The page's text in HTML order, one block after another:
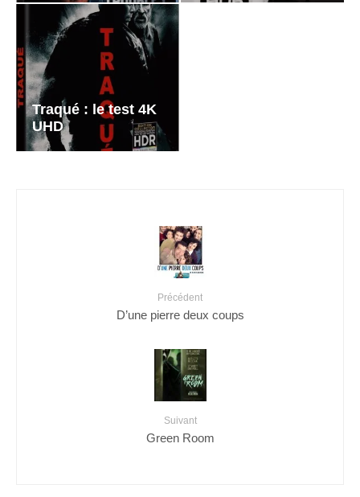
Traqué : le test 4K
UHD
Précédent
D’une pierre deux coups
Suivant
Green Room